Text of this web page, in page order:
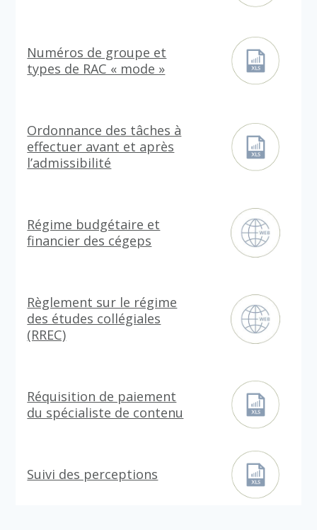
Numéros de groupe et
types de RAC « mode »
Ordonnance des tâches à
effectuer avant et après
l’admissibilité
Régime budgétaire et
financier des cégeps
Règlement sur le régime
des études collégiales
(RREC)
Réquisition de paiement
du spécialiste de contenu
Suivi des perceptions